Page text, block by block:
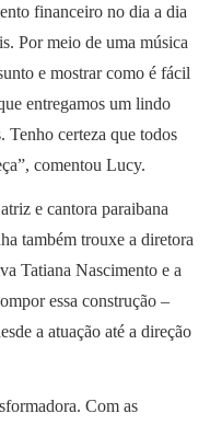
financeiro no dia a dia
Por meio de uma música
e mostrar como é fácil
entregamos um lindo
certeza que todos
comentou Lucy.
e cantora paraibana
também trouxe a diretora
Tatiana Nascimento e a
essa construção –
a atuação até a direção
Com as